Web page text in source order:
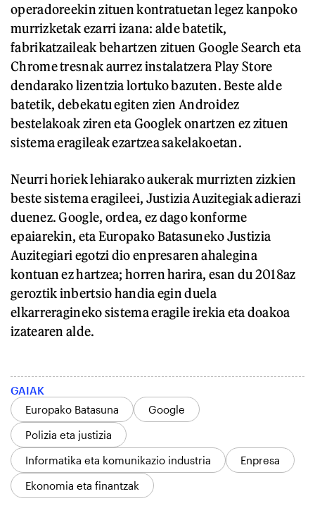
operadoreekin zituen kontratuetan legez kanpoko
murrizketak ezarri izana: alde batetik,
fabrikatzaileak behartzen zituen Google Search eta
Chrome tresnak aurrez instalatzera Play Store
dendarako lizentzia lortuko bazuten. Beste alde
batetik, debekatu egiten zien Androidez
bestelakoak ziren eta Googlek onartzen ez zituen
sistema eragileak ezartzea sakelakoetan.
Neurri horiek lehiarako aukerak murrizten zizkien
beste sistema eragileei, Justizia Auzitegiak adierazi
duenez. Google, ordea, ez dago konforme
epaiarekin, eta Europako Batasuneko Justizia
Auzitegiari egotzi dio enpresaren ahalegina
kontuan ez hartzea; horren harira, esan du 2018az
geroztik inbertsio handia egin duela
elkarreragineko sistema eragile irekia eta doakoa
izatearen alde.
GAIAK
Europako Batasuna
Google
Polizia eta justizia
Informatika eta komunikazio industria
Enpresa
Ekonomia eta finantzak